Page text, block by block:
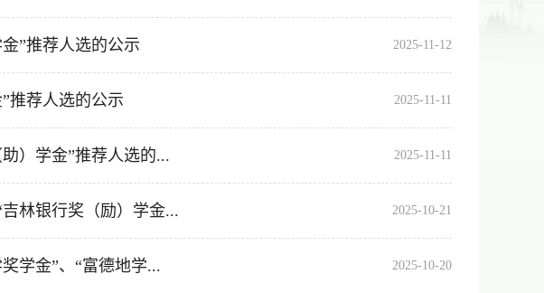
”推荐人选的公示 2025-11-12
推荐人选的公示 2025-11-11
）学金”推荐人选的... 2025-11-11
林银行奖（励）学金... 2025-10-21
学金”、“富德地学... 2025-10-20